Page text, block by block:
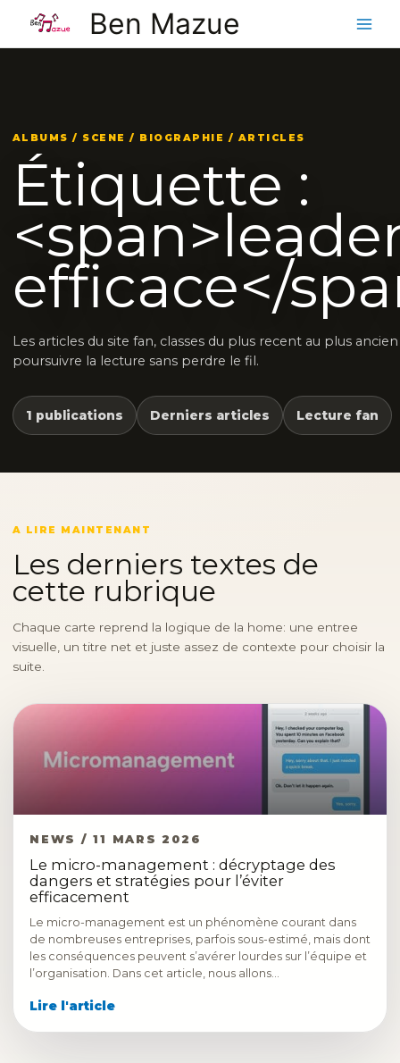
contenu
Ben Mazue
ALBUMS / SCENE / BIOGRAPHIE / ARTICLES
Étiquette :
efficace</
Les articles du site fan, classes du plus recent au plus
poursuivre la lecture sans perdre le fil.
1 publications Derniers articles Lecture fan
A LIRE MAINTENANT
Les derniers textes de
cette rubrique
Chaque carte reprend la logique de la home: une entree
visuelle, un titre net et juste assez de contexte pour choisir la
suite.
NEWS / 11 MARS 2026
Le micro-management : décryptage des
dangers et stratégies pour l’éviter
efficacement
Le micro-management est un phénomène courant dans
de nombreuses entreprises, parfois sous-estimé, mais dont
les conséquences peuvent s’avérer lourdes sur l’équipe et
l’organisation. Dans cet article, nous allons…
Lire l'article